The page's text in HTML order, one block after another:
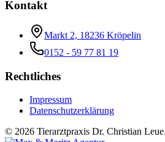
Kontakt
Markt 2, 18236 Kröpelin
0152 - 59 77 81 19
Rechtliches
Impressum
Datenschutzerklärung
© 2026 Tierarztpraxis Dr. Christian